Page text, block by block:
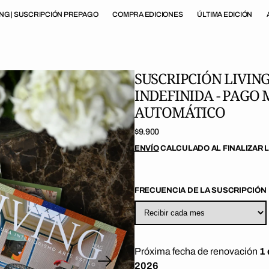
| SUSCRIPCIÓN PREPAGO COMPRA EDICIONES ÚLTIMA EDICIÓN
SUSCRIPCIÓN
INDEFINIDA - PAGO
AUTOMÁTICO
Precio
regular
$9.900
ENVÍOCALCULADO AL FINALIZAR
FRECUENCIA DE LA SUSCRIPCIÓN
Próxima fecha de renovación 1
2026